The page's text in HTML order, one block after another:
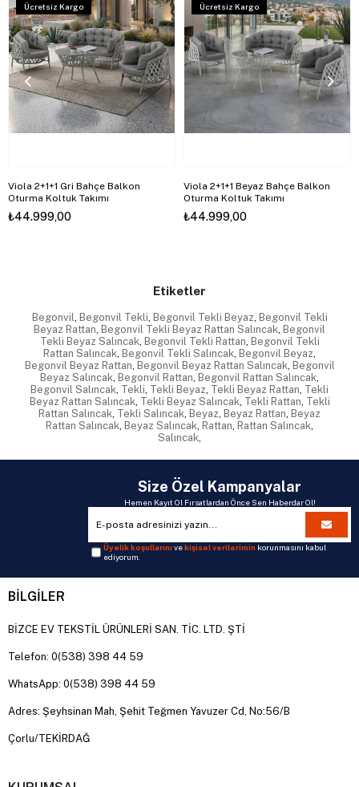
Viola 2+1+1 Gri Bahçe Balkon
Oturma Koltuk Takımı
₺44.999,00
Ücretsiz Kargo
Viola 2+1+1 Beyaz Bahçe Balkon
Oturma Koltuk Takımı
₺44.999,00
Ücretsiz Kargo
Etiketler
Begonvil, Begonvil Tekli, Begonvil Tekli Beyaz, Begonvil Tekli
Beyaz Rattan, Begonvil Tekli Beyaz Rattan Salıncak, Begonvil
Tekli Beyaz Salıncak, Begonvil Tekli Rattan, Begonvil Tekli
Rattan Salıncak, Begonvil Tekli Salıncak, Begonvil Beyaz,
Begonvil Beyaz Rattan, Begonvil Beyaz Rattan Salıncak, Begonvil
Beyaz Salıncak, Begonvil Rattan, Begonvil Rattan Salıncak,
Begonvil Salıncak, Tekli, Tekli Beyaz, Tekli Beyaz Rattan, Tekli
Beyaz Rattan Salıncak, Tekli Beyaz Salıncak, Tekli Rattan, Tekli
Rattan Salıncak, Tekli Salıncak, Beyaz, Beyaz Rattan, Beyaz
Rattan Salıncak, Beyaz Salıncak, Rattan, Rattan Salıncak,
Salıncak,
Size Özel Kampanyalar
Hemen Kayıt Ol Fırsatlardan Önce Sen Haberdar Ol!
Üyelik koşullarınıvekişisel verilerimin korunmasını kabul
ediyorum.
BİLGİLER
BİZCE EV TEKSTİL ÜRÜNLERİ SAN. TİC. LTD. ŞTİ
Telefon: 0(538) 398 44 59
WhatsApp: 0(538) 398 44 59
Adres: Şeyhsinan Mah, Şehit Teğmen Yavuzer Cd, No:56/B
Çorlu/TEKİRDAĞ